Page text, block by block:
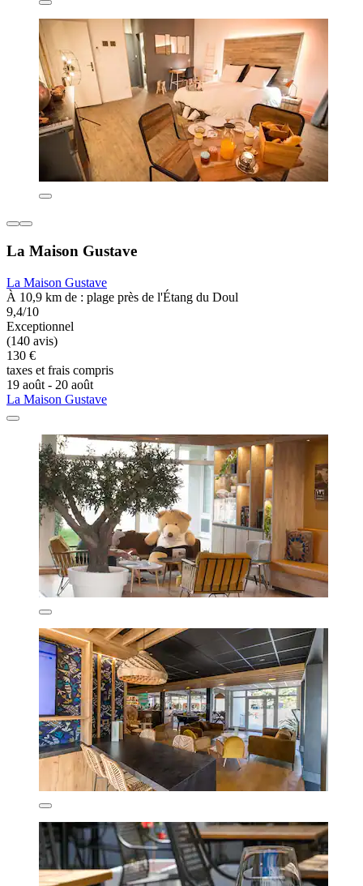
La Maison Gustave
La Maison Gustave
À 10,9 km de : plage près de l'Étang du Doul
9,4/10
Exceptionnel
(140 avis)
130 €
taxes et frais compris
19 août - 20 août
La Maison Gustave